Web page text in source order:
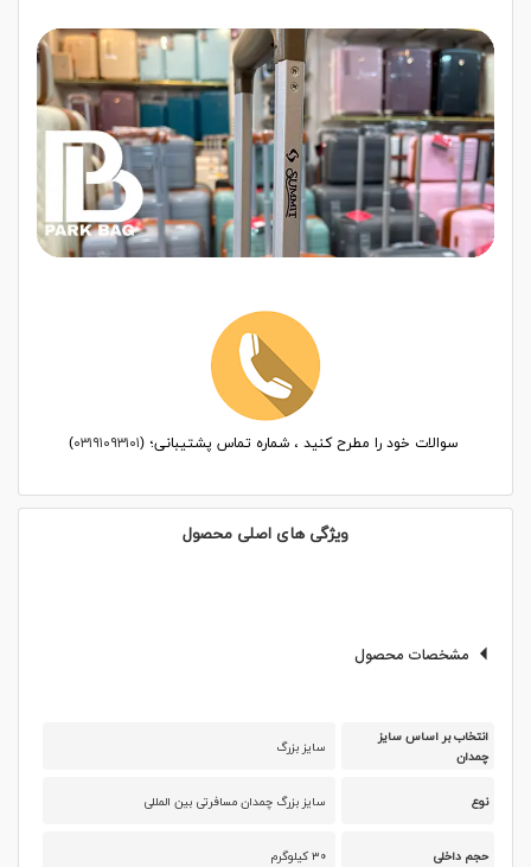
سوالات خود را مطرح کنید ، شماره تماس پشتیبانی؛ ( ۰۳۱۹۱۰۹۳۱۰۱)
ویژگی های اصلی محصول
مشخصات محصول
انتخاب بر اساس سایز
چمدان
سایز بزرگ
نوع سایز بزرگ چمدان مسافرتی بین المللی
حجم داخلی ۳۰ کیلوگرم